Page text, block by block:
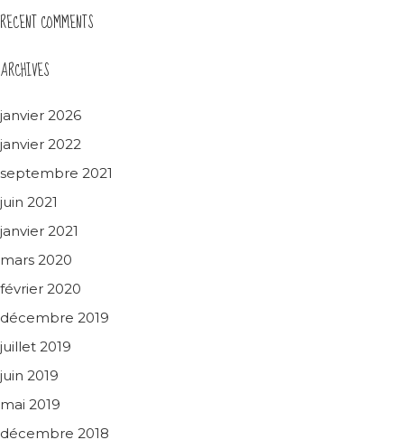
RECENT COMMENTS
ARCHIVES
janvier 2026
janvier 2022
septembre 2021
juin 2021
janvier 2021
mars 2020
février 2020
décembre 2019
juillet 2019
juin 2019
mai 2019
décembre 2018